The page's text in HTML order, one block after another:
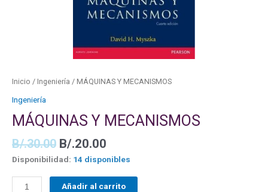
Inicio / Ingeniería / MÁQUINAS Y MECANISMOS
Ingeniería
MÁQUINAS Y MECANISMOS
B/.30.00 B/.20.00
Disponibilidad: 14 disponibles
Añadir al carrito